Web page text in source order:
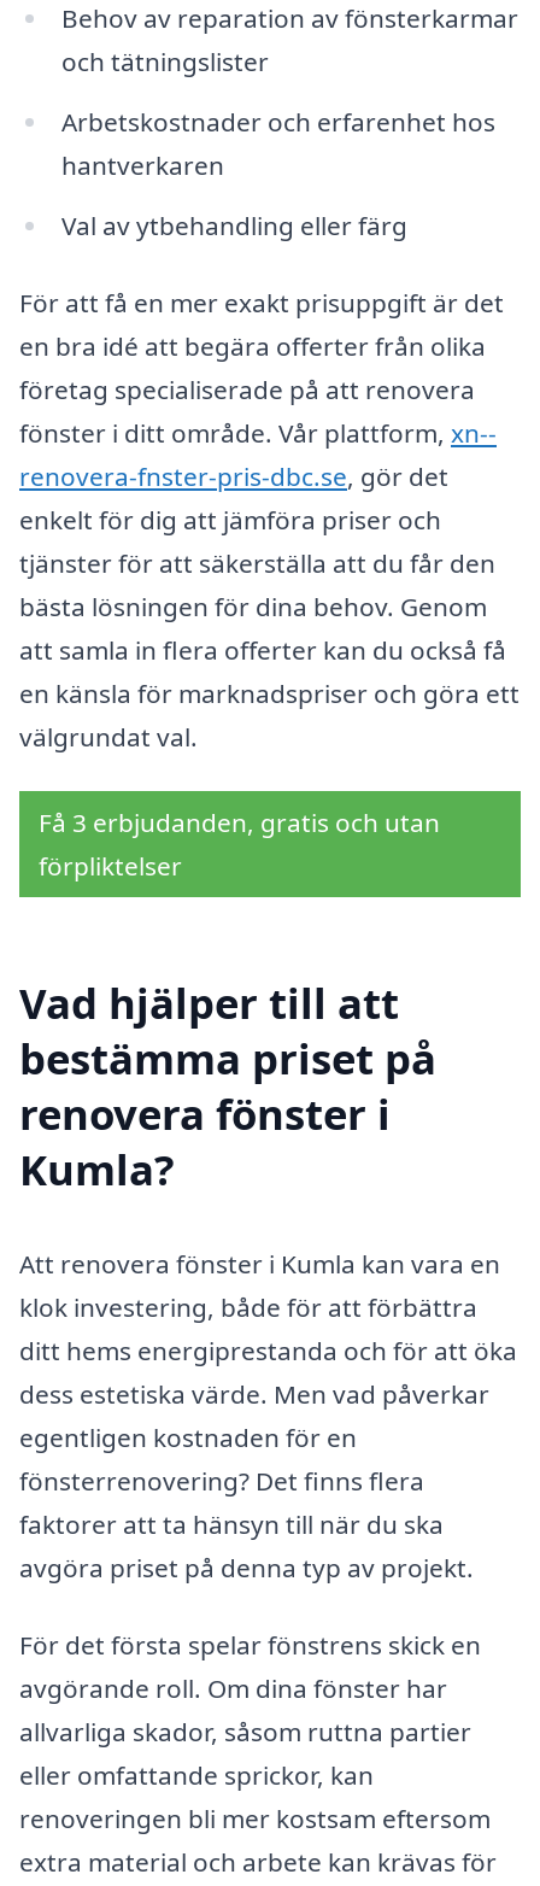
Behov av reparation av fönsterkarmar
och tätningslister
Arbetskostnader och erfarenhet hos
hantverkaren
Val av ytbehandling eller färg
För att få en mer exakt prisuppgift är det
en bra idé att begära offerter från olika
företag specialiserade på att renovera
fönster i ditt område. Vår plattform, xn--
renovera-fnster-pris-dbc.se, gör det
enkelt för dig att jämföra priser och
tjänster för att säkerställa att du får den
bästa lösningen för dina behov. Genom
att samla in flera offerter kan du också få
en känsla för marknadspriser och göra ett
välgrundat val.
Få 3 erbjudanden, gratis och utan
förpliktelser
Vad hjälper till att
bestämma priset på
renovera fönster i
Kumla?
Att renovera fönster i Kumla kan vara en
klok investering, både för att förbättra
ditt hems energiprestanda och för att öka
dess estetiska värde. Men vad påverkar
egentligen kostnaden för en
fönsterrenovering? Det finns flera
faktorer att ta hänsyn till när du ska
avgöra priset på denna typ av projekt.
För det första spelar fönstrens skick en
avgörande roll. Om dina fönster har
allvarliga skador, såsom ruttna partier
eller omfattande sprickor, kan
renoveringen bli mer kostsam eftersom
extra material och arbete kan krävas för